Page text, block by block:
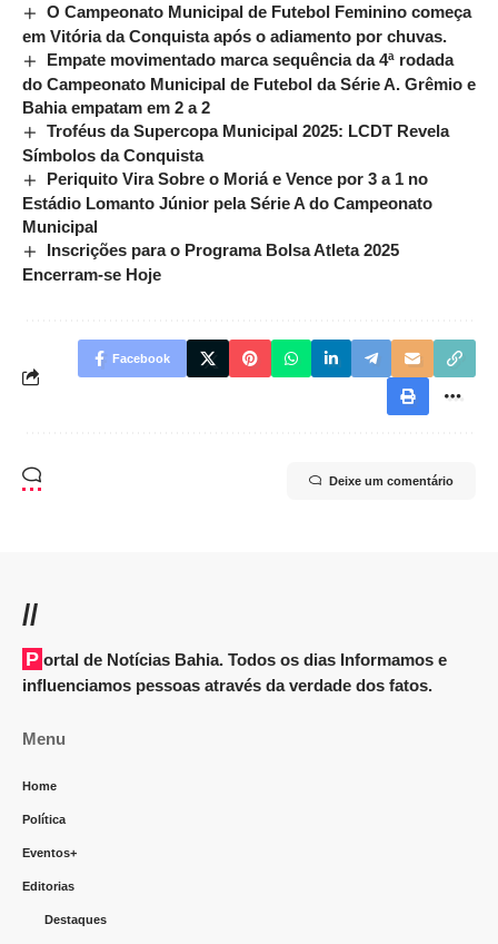
O Campeonato Municipal de Futebol Feminino começa
em Vitória da Conquista após o adiamento por chuvas.
Empate movimentado marca sequência da 4ª rodada
do Campeonato Municipal de Futebol da Série A. Grêmio e
Bahia empatam em 2 a 2
Troféus da Supercopa Municipal 2025: LCDT Revela
Símbolos da Conquista
Periquito Vira Sobre o Moriá e Vence por 3 a 1 no
Estádio Lomanto Júnior pela Série A do Campeonato
Municipal
Inscrições para o Programa Bolsa Atleta 2025
Encerram-se Hoje
Facebook
Deixe um comentário
//
Portal de Notícias Bahia. Todos os dias Informamos e
influenciamos pessoas através da verdade dos fatos.
Menu
Home
Política
Eventos+
Editorias
Destaques